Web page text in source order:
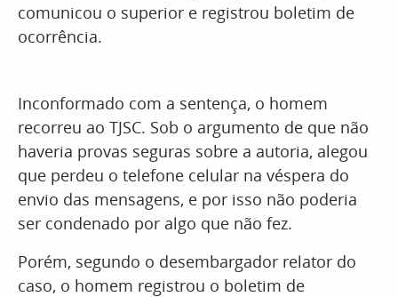
comunicou o superior e registrou boletim de
ocorrência.
Inconformado com a sentença, o homem
recorreu ao TJSC. Sob o argumento de que não
haveria provas seguras sobre a autoria, alegou
que perdeu o telefone celular na véspera do
envio das mensagens, e por isso não poderia
ser condenado por algo que não fez.
Porém, segundo o desembargador relator do
caso, o homem registrou o boletim de